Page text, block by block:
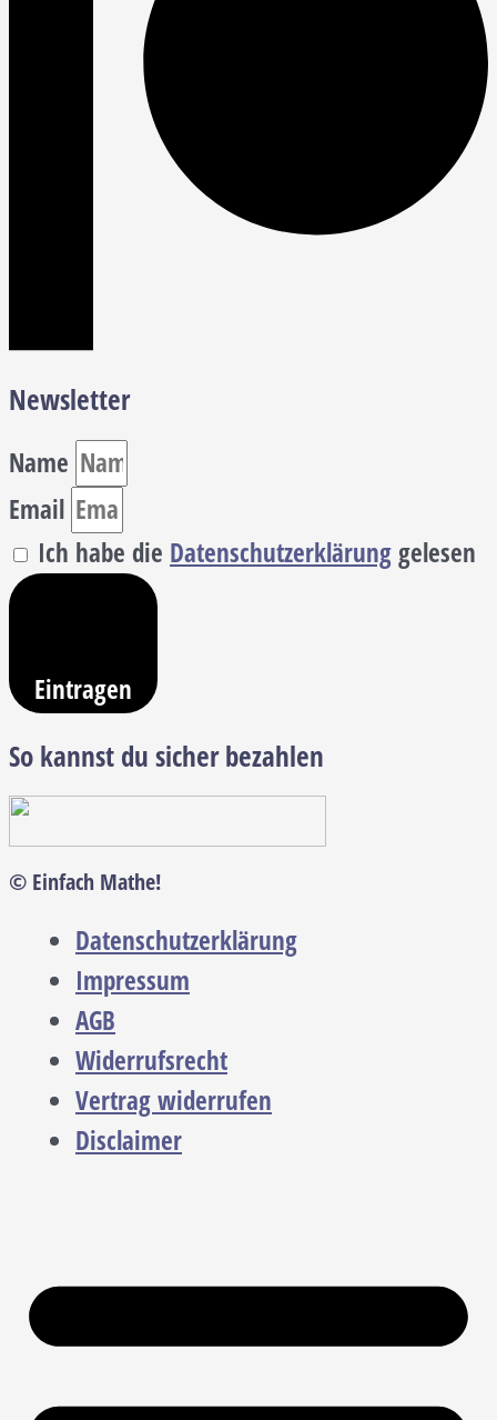
Newsletter
Name
Email
Ich habe die Datenschutzerklärunggelesen
Eintragen
So kannst du sicher bezahlen
© Einfach Mathe!
Datenschutzerklärung
Impressum
AGB
Widerrufsrecht
Vertrag widerrufen
Disclaimer